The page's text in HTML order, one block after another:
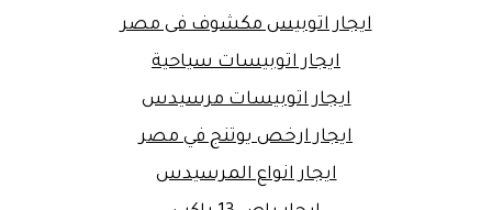
ايجار اتوبيس مكشوف فى مصر
ايجار اتوبيسات سياحية
ايجار اتوبيسات مرسيدس
ايجار ارخص يوتنج في مصر
ايجار انواع المرسيدس